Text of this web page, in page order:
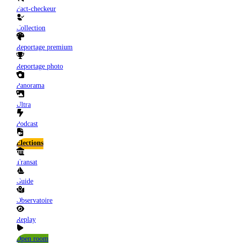
Fact-checkeur
Collection
Reportage premium
Reportage photo
Panorama
Ultra
Podcast
Elections
Transat
Guide
Observatoire
Replay
Open room